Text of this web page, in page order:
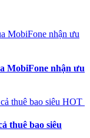
MobiFone nhận ưu
thuê bao siêu